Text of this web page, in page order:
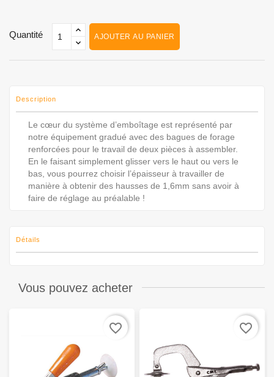
Quantité AJOUTER AU PANIER
Description
Le cœur du système d’emboîtage est représenté par
notre équipement gradué avec des bagues de forage
renforcées pour le travail de deux pièces à assembler.
En le faisant simplement glisser vers le haut ou vers le
bas, vous pourrez choisir l’épaisseur à travailler de
manière à obtenir des hausses de 1,6mm sans avoir à
faire de réglage au préalable !
Détails
Vous pouvez acheter
favorite_border favorite_border